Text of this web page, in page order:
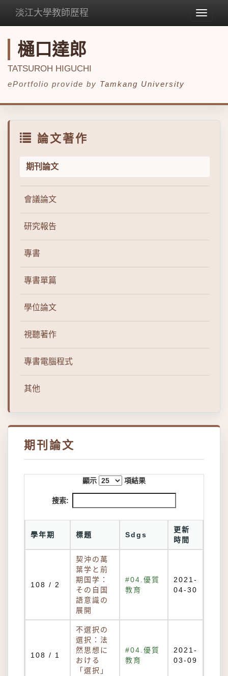
Toggle
淡江大學教師歷程
樋口達郎
TATSUROH HIGUCHI
ePortfolio provide by Tamkang University
論文著作
期刊論文
會議論文
研究報告
專書
專書單篇
學位論文
視聽著作
專書電腦程式
其他
期刊論文
顯示 項結果
搜索:
學年期 標題 Sdgs
更新
時間
108 / 2
契沖の萬
葉学と前
期国学：
その自国
語意識の
展開
#04.優質
教育
2021-
04-30
108 / 1
不選択の
選択：法
然思想に
おける
「選択」
#04.優質
教育
2021-
03-09